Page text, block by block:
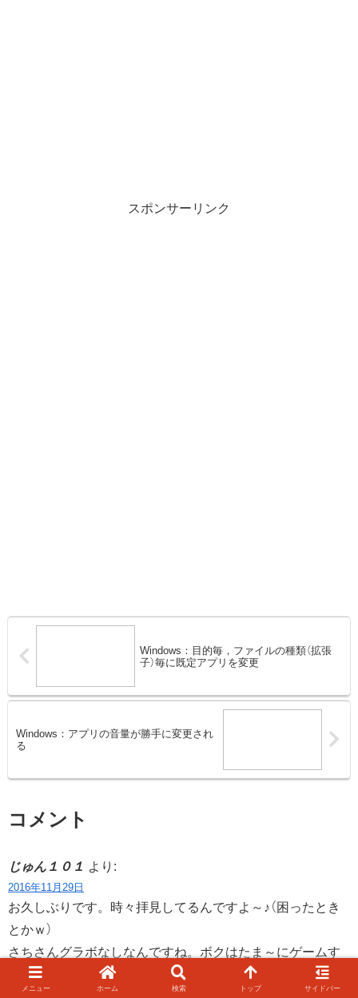
スポンサーリンク
Windows：目的毎，ファイルの種類（拡張
子）毎に既定アプリを変更
Windows：アプリの音量が勝手に変更され
る
コメント
じゅん１０１ より:
2016年11月29日
お久しぶりです。時々拝見してるんですよ～♪（困ったとき
とかｗ）
さちさんグラボなしなんですね。ボクはたま～にゲームす
るのとnVIdiaだとCUDA（並列演算ユニットっぽいの）が使
メニュー ホーム 検索 トップ サイドバー